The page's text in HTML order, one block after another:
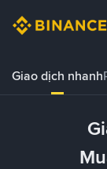
Giao dịch nhanh